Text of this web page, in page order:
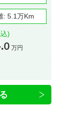
: 5.1万Km
)
0 万円